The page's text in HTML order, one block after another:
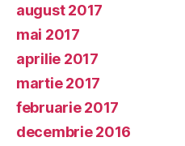
august 2017
mai 2017
aprilie 2017
martie 2017
februarie 2017
decembrie 2016